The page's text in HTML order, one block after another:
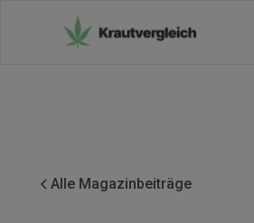
Alle Magazinbeiträge